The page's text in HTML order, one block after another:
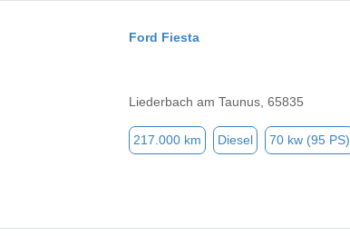
Ford Fiesta
Liederbach am Taunus, 65835
217.000 km Diesel 70 kw (95 PS)